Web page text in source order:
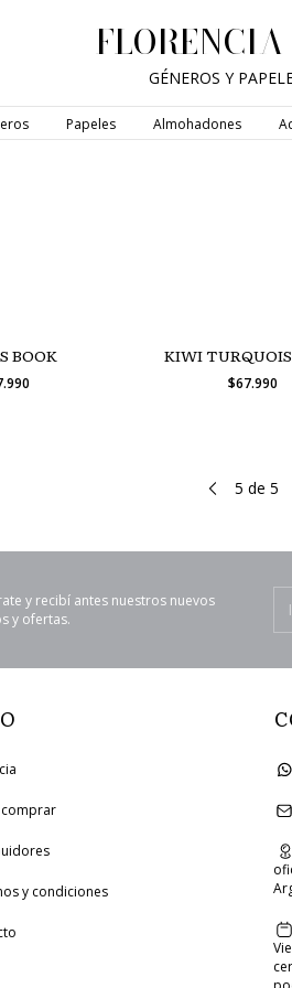
GÉNEROS Y
Papeles Almohadones
BOOK KIWI
$67.990
5 de 5
y recibí antes nuestros nuevos
y ofertas.
y condiciones